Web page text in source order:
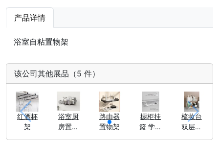
产品详情
浴室自粘置物架
该公司其他展品（5 件）
红酒杯
架
浴室厨
房置物
路由器
置物架
橱柜挂
篮 学生
梳妆台
双层置